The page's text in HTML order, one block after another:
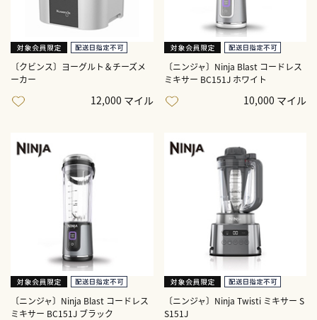
〔クビンス〕ヨーグルト＆チーズメ
ーカー
12,000 マイル
〔ニンジャ〕Ninja Blast コードレス
ミキサー BC151J ホワイト
10,000 マイル
〔ニンジャ〕Ninja Blast コードレス
ミキサー BC151J ブラック
〔ニンジャ〕Ninja Twisti ミキサー S
S151J